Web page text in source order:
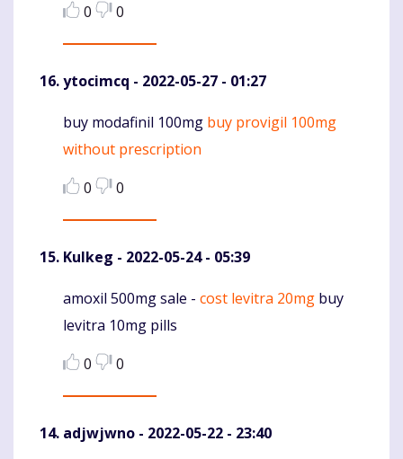
0
0
ytocimcq - 2022-05-27 - 01:27
Komentaras
buy modafinil 100mg buy provigil 100mg
without prescription
0
0
Kulkeg - 2022-05-24 - 05:39
Komentaras
amoxil 500mg sale - cost levitra 20mg buy
levitra 10mg pills
0
0
adjwjwno - 2022-05-22 - 23:40